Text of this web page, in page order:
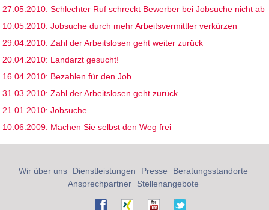
27.05.2010: Schlechter Ruf schreckt Bewerber bei Jobsuche nicht ab
10.05.2010: Jobsuche durch mehr Arbeitsvermittler verkürzen
29.04.2010: Zahl der Arbeitslosen geht weiter zurück
20.04.2010: Landarzt gesucht!
16.04.2010: Bezahlen für den Job
31.03.2010: Zahl der Arbeitslosen geht zurück
21.01.2010: Jobsuche
10.06.2009: Machen Sie selbst den Weg frei
Wir über uns Dienstleistungen Presse
Beratungsstandorte
Ansprechpartner
Stellenangebote